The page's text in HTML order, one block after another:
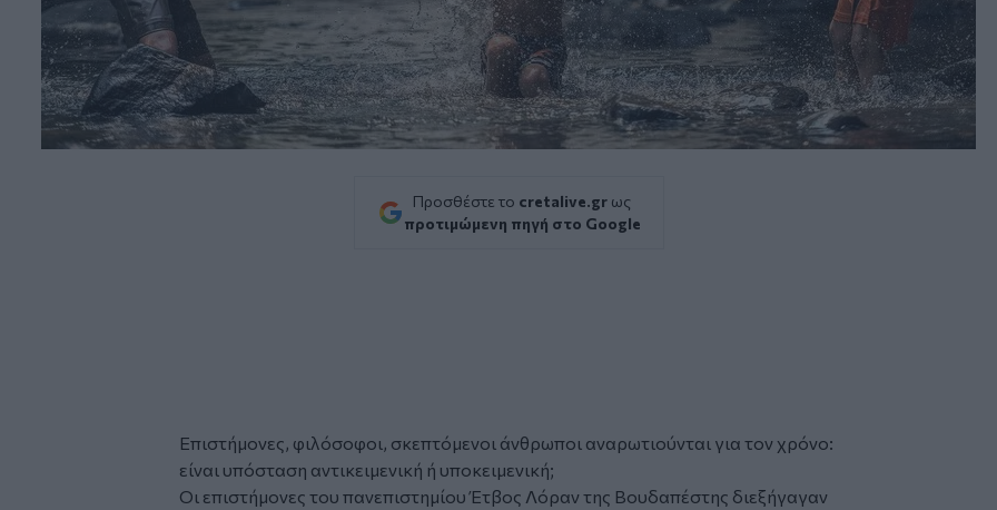
Προσθέστε το cretalive.gr ως
προτιμώμενη πηγή στο Google
Επιστήμονες, φιλόσοφοι, σκεπτόμενοι άνθρωποι αναρωτιούνται για τον χρόνο:
είναι υπόσταση αντικειμενική ή υποκειμενική;
Οι επιστήμονες του πανεπιστημίου Έτβος Λόραν της Βουδαπέστης διεξήγαγαν